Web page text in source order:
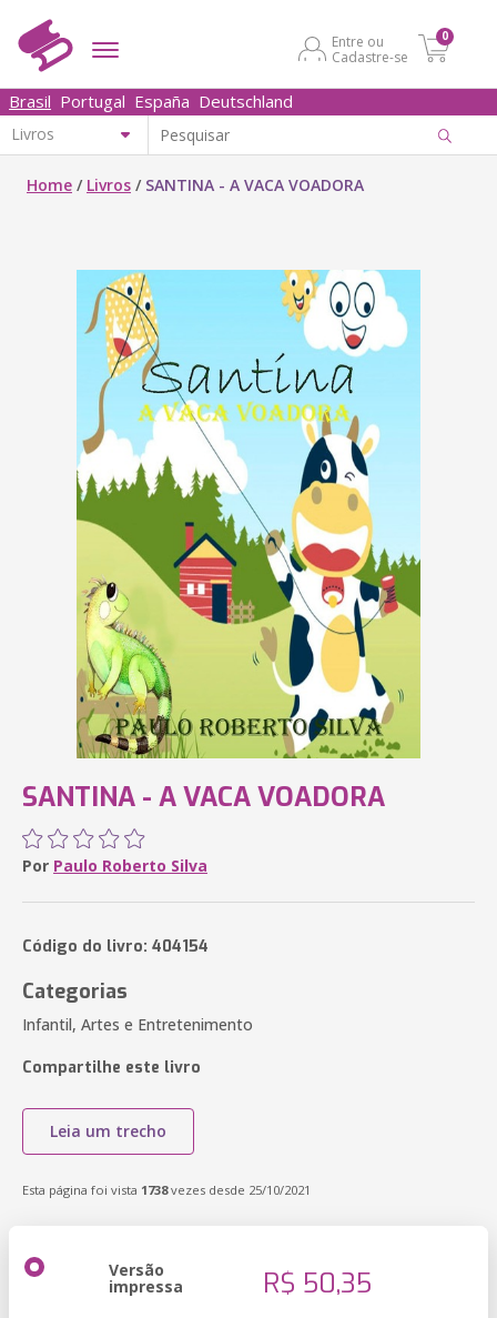
Entre ou
Cadastre-se
0
Brasil Portugal España Deutschland
Home / Livros / SANTINA - A VACA VOADORA
SANTINA - A VACA VOADORA
Por Paulo Roberto Silva
Código do livro: 404154
Categorias
Infantil, Artes e Entretenimento
Compartilhe este livro
Leia um trecho
Esta página foi vista 1738vezes desde 25/10/2021
Versão
impressa R$ 50,35